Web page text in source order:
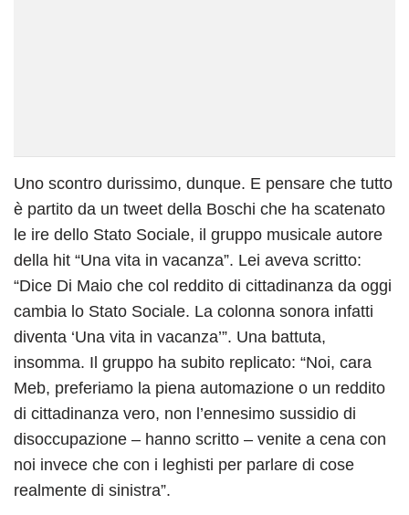
Uno scontro durissimo, dunque. E pensare che tutto
è partito da un tweet della Boschi che ha scatenato
le ire dello Stato Sociale, il gruppo musicale autore
della hit “Una vita in vacanza”. Lei aveva scritto:
“Dice Di Maio che col reddito di cittadinanza da oggi
cambia lo Stato Sociale. La colonna sonora infatti
diventa ‘Una vita in vacanza’”. Una battuta,
insomma. Il gruppo ha subito replicato: “Noi, cara
Meb, preferiamo la piena automazione o un reddito
di cittadinanza vero, non l’ennesimo sussidio di
disoccupazione – hanno scritto – venite a cena con
noi invece che con i leghisti per parlare di cose
realmente di sinistra”.